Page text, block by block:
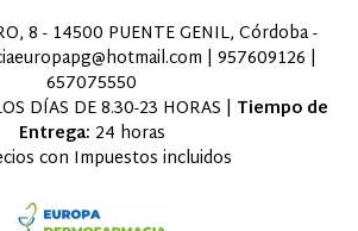
8 - 14500 PUENTE GENIL, Córdoba -
| 957609126 |
657075550
DÍAS DE 8.30-23 HORAS | Tiempo de
Entrega: 24 horas
con Impuestos incluidos